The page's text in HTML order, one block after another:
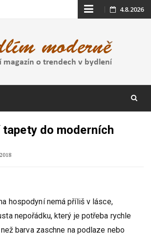
Skip
content
4.8.2026
tapety do moderních
hospodyní nemá příliš v lásce,
nepořádku, který je potřeba rychle
barva zaschne na podlaze nebo